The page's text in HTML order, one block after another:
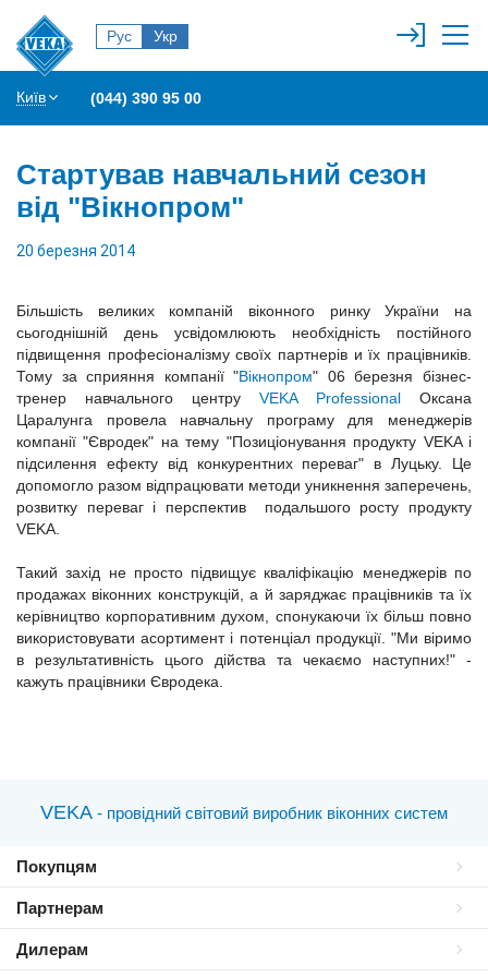
Рус Укр
Київ (044) 390 95 00
Стартував навчальний сезон
від "Вікнопром"
20 березня 2014
Більшість великих компаній віконного ринку України на
сьогоднішній день усвідомлюють необхідність постійного
підвищення професіоналізму своїх партнерів и їх працівників.
Тому за сприяння компанії "Вікнопром" 06 березня бізнес-
тренер навчального центру VEKA Professional Оксана
Царалунга провела навчальну програму для менеджерів
компанії "Євродек" на тему "Позиціонування продукту VEKA і
підсилення ефекту від конкурентних переваг" в Луцьку. Це
допомогло разом відпрацювати методи уникнення заперечень,
розвитку переваг і перспектив подальшого росту продукту
VEKA.
Такий захід не просто підвищує кваліфікацію менеджерів по
продажах віконних конструкцій, а й заряджає працівників та їх
керівництво корпоративним духом, спонукаючи їх більш повно
використовувати асортимент і потенціал продукції. "Ми віримо
в результативність цього дійства та чекаємо наступних!" -
кажуть працівники Євродека.
VEKA - провідний світовий виробник віконних систем
Покупцям
Партнерам
Дилерам